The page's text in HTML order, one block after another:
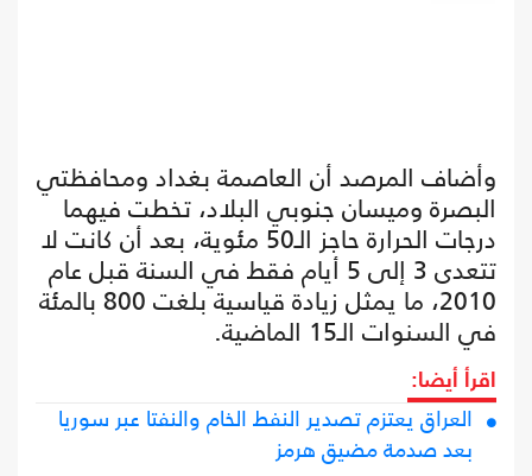
وأضاف المرصد أن العاصمة بغداد ومحافظتي
البصرة وميسان جنوبي البلاد، تخطت فيهما
درجات الحرارة حاجز الـ50 مئوية، بعد أن كانت لا
تتعدى 3 إلى 5 أيام فقط في السنة قبل عام
2010، ما يمثل زيادة قياسية بلغت 800 بالمئة
في السنوات الـ15 الماضية.
اقرأ أيضا:
العراق يعتزم تصدير النفط الخام والنفتا عبر سوريا
بعد صدمة مضيق هرمز